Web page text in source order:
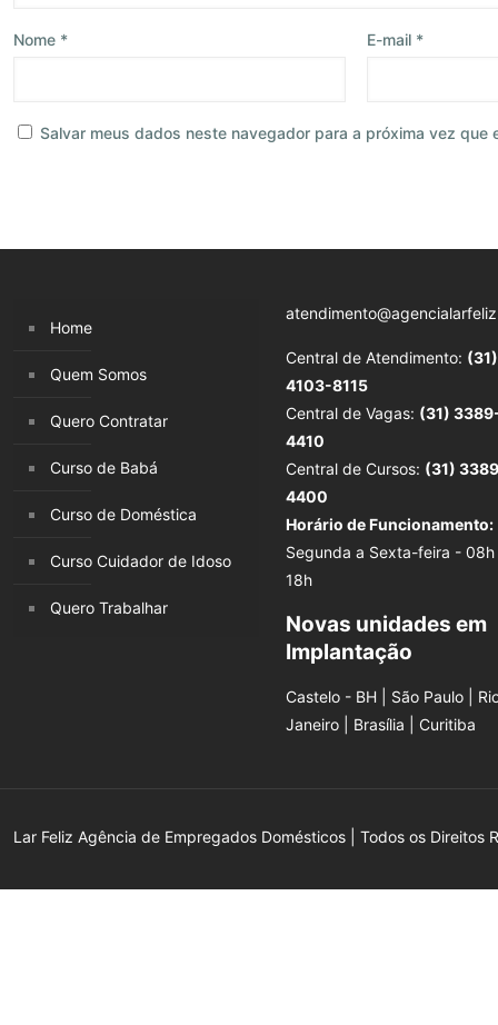
Nome * E-mail *
Salvar meus dados neste navegador para a próxima vez que
Home
Quem Somos
Quero Contratar
Curso de Babá
Curso de Doméstica
Curso Cuidador de Idoso
Quero Trabalhar
Central de Atendimento: (31)
4103-8115
Central de Vagas: (31)
4410
Central de Cursos: (31)
4400
Horário de Funcionamento:
Segunda a Sexta-feira - 08h
18h
Novas unidades em
Implantação
Castelo - BH | São Paulo |
Janeiro | Brasília | Curitiba
Lar Feliz Agência de Empregados Domésticos | Todos os Direitos